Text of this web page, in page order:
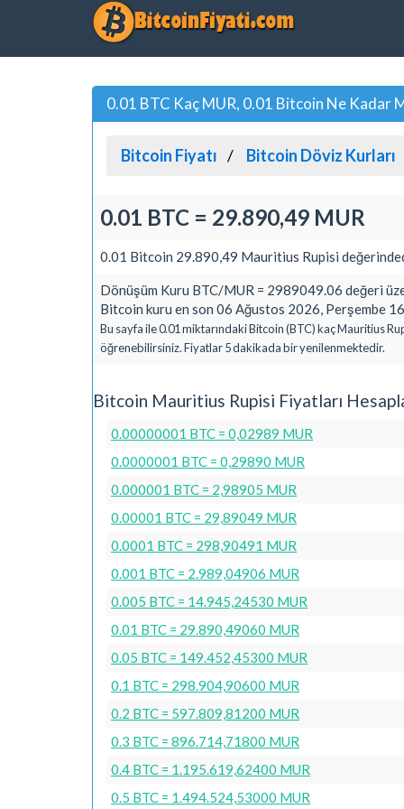
0.01 BTC Kaç MUR, 0.01 Bitcoin Ne Kadar
Bitcoin Fiyatı Bitcoin Döviz Kurları
0.01 BTC = 29.890,49 MUR
0.01 Bitcoin 29.890,49 Mauritius Rupisi
Dönüşüm Kuru BTC/MUR = 2989049.06 değeri
Bitcoin kuru en son 06 Ağustos 2026, Perşembe
Bu sayfa ile 0.01 miktarındaki Bitcoin (BTC) kaç Mauritius
öğrenebilirsiniz. Fiyatlar 5 dakikada bir yenilenmektedir.
Bitcoin Mauritius Rupisi Fiyatları
0.00000001 BTC = 0,02989 MUR
0.0000001 BTC = 0,29890 MUR
0.000001 BTC = 2,98905 MUR
0.00001 BTC = 29,89049 MUR
0.0001 BTC = 298,90491 MUR
0.001 BTC = 2.989,04906 MUR
0.005 BTC = 14.945,24530 MUR
0.01 BTC = 29.890,49060 MUR
0.05 BTC = 149.452,45300 MUR
0.1 BTC = 298.904,90600 MUR
0.2 BTC = 597.809,81200 MUR
0.3 BTC = 896.714,71800 MUR
0.4 BTC = 1.195.619,62400 MUR
0.5 BTC = 1.494.524,53000 MUR